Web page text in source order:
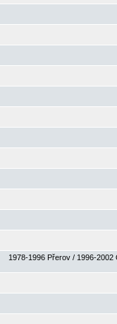
1978-1996 Přerov / 1996-2002